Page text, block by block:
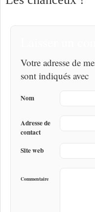
Votre adresse de
sont indiqués avec
Nom
Adresse de
contact
Site web
Commentaire